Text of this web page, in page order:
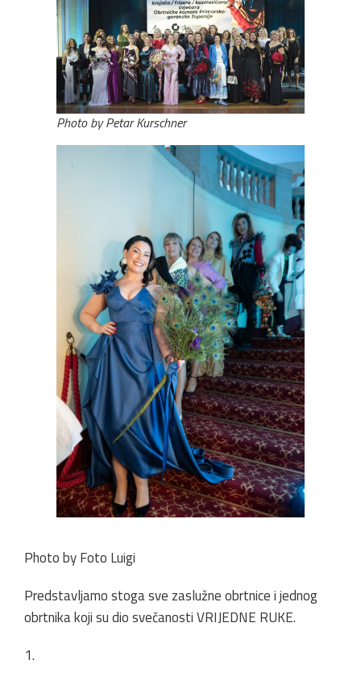
Photo by Petar Kurschner
Photo by Foto Luigi
Predstavljamo stoga sve zaslužne obrtnice i jednog
obrtnika koji su dio svečanosti VRIJEDNE RUKE.
1.